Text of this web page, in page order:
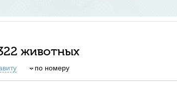
животных
по номеру